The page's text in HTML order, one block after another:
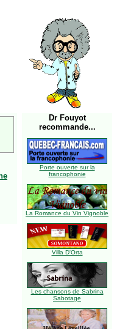
Dr Fouyot
recommande...
Porte ouverte sur la
francophonie
La Romance du Vin Vignoble
Villa D'Orta
Les chansons de Sabrina
Sabotage